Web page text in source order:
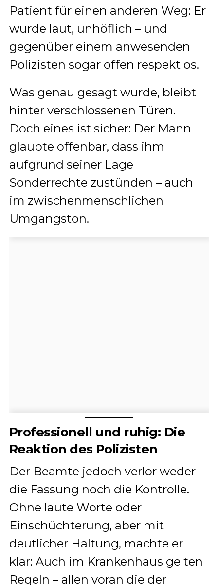
Patient für einen anderen Weg: Er
wurde laut, unhöflich – und
gegenüber einem anwesenden
Polizisten sogar offen respektlos.
Was genau gesagt wurde, bleibt
hinter verschlossenen Türen.
Doch eines ist sicher: Der Mann
glaubte offenbar, dass ihm
aufgrund seiner Lage
Sonderrechte zustünden – auch
im zwischenmenschlichen
Umgangston.
Professionell und ruhig: Die
Reaktion des Polizisten
Der Beamte jedoch verlor weder
die Fassung noch die Kontrolle.
Ohne laute Worte oder
Einschüchterung, aber mit
deutlicher Haltung, machte er
klar: Auch im Krankenhaus gelten
Regeln – allen voran die der